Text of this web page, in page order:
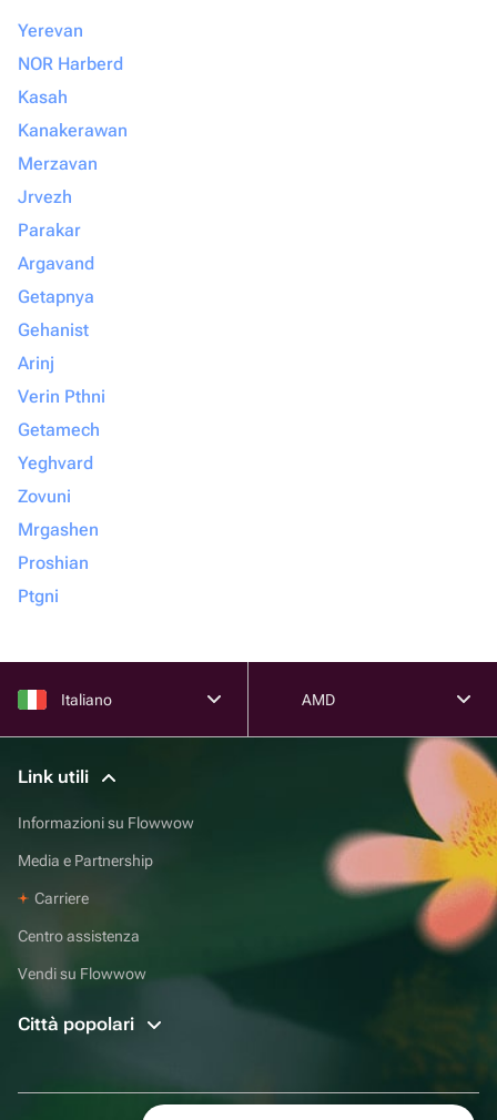
Yerevan
NOR Harberd
Kasah
Kanakerawan
Merzavan
Jrvezh
Parakar
Argavand
Getapnya
Gehanist
Arinj
Verin Pthni
Getamech
Yeghvard
Zovuni
Mrgashen
Proshian
Ptgni
Italiano AMD
Link utili
Informazioni su Flowwow
Media e Partnership
Carriere
Centro assistenza
Vendi su Flowwow
Città popolari